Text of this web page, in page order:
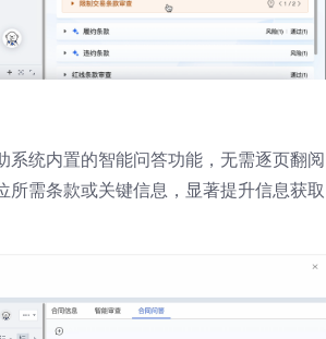
统内置的智能问答功能，无需逐页翻阅
需条款或关键信息，显著提升信息获取